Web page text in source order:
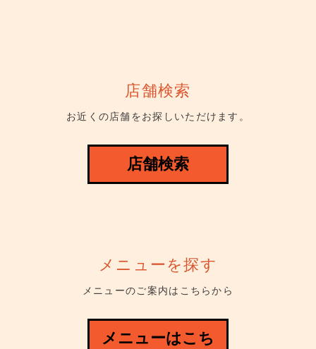
店舗検索
お近くの店舗をお探しいただけます。
店舗検索
メニューを探す
メニューのご案内はこちらから
メニューはこち